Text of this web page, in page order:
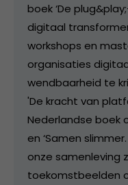
boek ‘De
digitaal
workshops en
organisaties
wendbaarheid te
'De kracht van
Nederlandse boek
en ‘Samen
onze samenleving
toekomstbeelden